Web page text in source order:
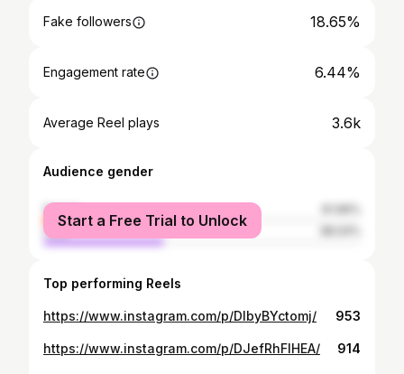
Fake followers 18.65%
Engagement rate 6.44%
Average Reel plays 3.6k
Audience gender
female
male
Start a Free Trial to Unlock
Top performing Reels
https://www.instagram.com/p/DIbyBYctomj/ 953
https://www.instagram.com/p/DJefRhFIHEA/ 914